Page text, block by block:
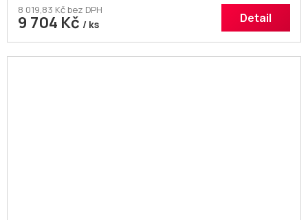
8 019,83 Kč bez DPH
9 704 Kč / ks Detail